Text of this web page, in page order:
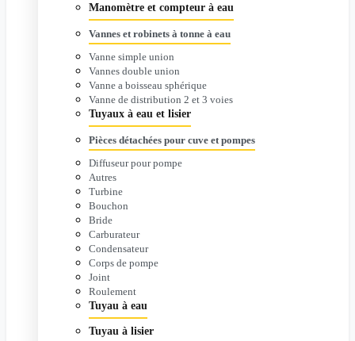
Manomètre et compteur à eau
Vannes et robinets à tonne à eau
Vanne simple union
Vannes double union
Vanne a boisseau sphérique
Vanne de distribution 2 et 3 voies
Tuyaux à eau et lisier
Pièces détachées pour cuve et pompes
Diffuseur pour pompe
Autres
Turbine
Bouchon
Bride
Carburateur
Condensateur
Corps de pompe
Joint
Roulement
Tuyau à eau
Tuyau à lisier